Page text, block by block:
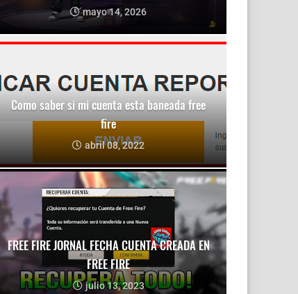
mayo 14, 2026
Como saber si mi cuenta esta baneada free
fire
abril 08, 2022
FREE FIRE JORNAL FECHA CUENTA CREADA EN
FREE FIRE
julio 13, 2023